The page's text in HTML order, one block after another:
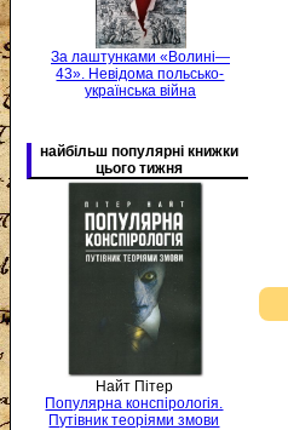
За лаштунками «Волині—
43». Невідома польсько-
українська війна
найбільш популярні книжки
цього тижня
Найт Пітер
Популярна конспірологія.
Путівник теоріями змови